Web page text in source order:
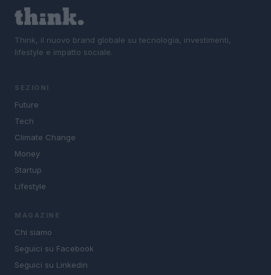
Think, il nuovo brand globale su tecnologia, investimenti,
lifestyle e impatto sociale.
SEZIONI
Future
Tech
Climate Change
Money
Startup
Lifestyle
MAGAZINE
Chi siamo
Seguici su Facebook
Seguici su Linkedin